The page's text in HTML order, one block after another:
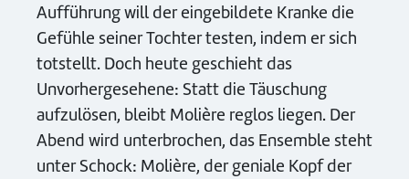
Aufführung will der eingebildete Kranke die
Gefühle seiner Tochter testen, indem er sich
totstellt. Doch heute geschieht das
Unvorhergesehene: Statt die Täuschung
aufzulösen, bleibt Molière reglos liegen. Der
Abend wird unterbrochen, das Ensemble steht
unter Schock: Molière, der geniale Kopf der